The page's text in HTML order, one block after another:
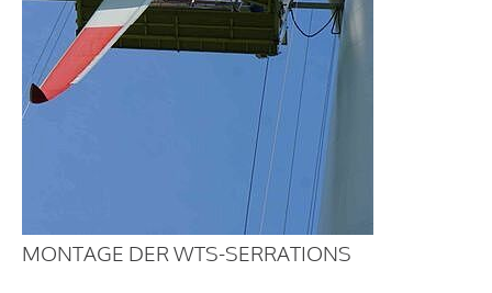
MONTAGE DER WTS-SERRATIONS